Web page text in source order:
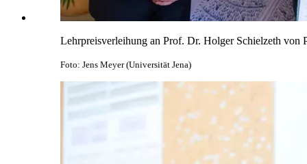
Lehrpreisverleihung an Prof. Dr. Holger Schielzeth
Foto: Jens Meyer (Universität Jena)